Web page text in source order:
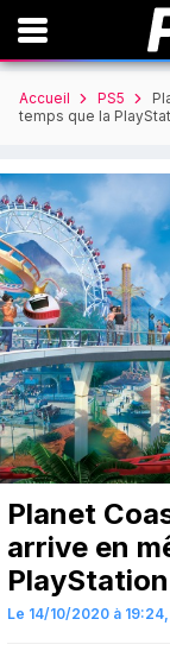
Accueil PS5
temps que la
Planet
arrive en
Le 14/10/2020 à 19:24,